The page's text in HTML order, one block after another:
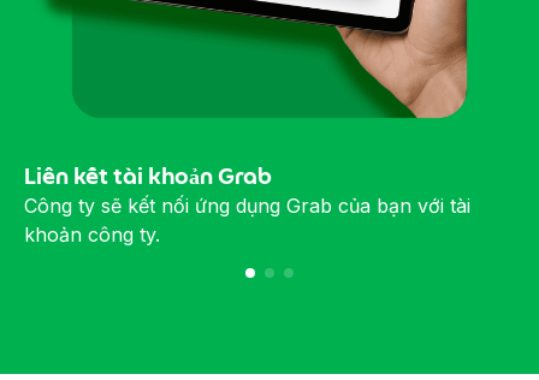
Liên kết tài khoản Grab
Công ty sẽ kết nối ứng dụng Grab của bạn với tài
khoản công ty.